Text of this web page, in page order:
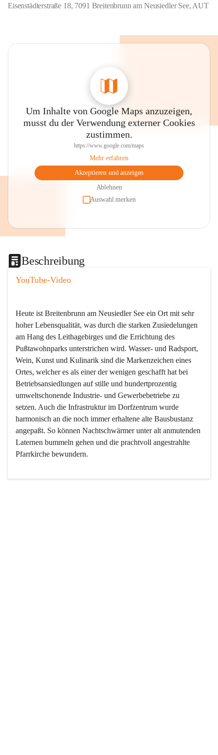
Eisenstädterstraße 18, 7091 Breitenbrunn am Neusiedler See, AUT
Um Inhalte von Google Maps anzuzeigen,
musst du der Verwendung externer Cookies
zustimmen.
https://www.google.com/maps
Mehr erfahren
Akzeptieren und anzeigen
Ablehnen
Auswahl merken
Beschreibung
YouTube-Video
Heute ist Breitenbrunn am Neusiedler See ein Ort mit sehr
hoher Lebensqualität, was durch die starken Zusiedelungen
am Hang des Leithagebirges und die Errichtung des
Pußtawohnparks unterstrichen wird. Wasser- und Radsport,
Wein, Kunst und Kulinarik sind die Markenzeichen eines
Ortes, welcher es als einer der wenigen geschafft hat bei
Betriebsansiedlungen auf stille und hundertprozentig
umweltschonende Industrie- und Gewerbebetriebe zu
setzen. Auch die Infrastruktur im Dorfzentrum wurde
harmonisch an die noch immer erhaltene alte Bausbustanz
angepaßt. So können Nachtschwärmer unter alt anmutenden
Laternen bummeln gehen und die prachtvoll angestrahlte
Pfarrkirche bewundern.
Der Weinbau dominert heute nicht mehr, ist aber integrativer